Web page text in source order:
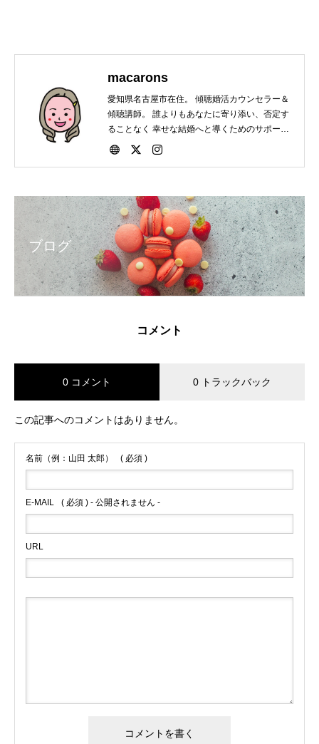
macarons
愛知県名古屋市在住。 傾聴婚活カウンセラー＆
傾聴講師。 誰よりもあなたに寄り添い、否定す
ることなく 幸せな結婚へと導くためのサポート
をしています。 会員・非会員関係なく結婚にま
ブログ
コメント
0 コメント 0 トラックバック
この記事へのコメントはありません。
名前（例：山田 太郎） ( 必須 )
E-MAIL ( 必須 ) - 公開されません -
URL